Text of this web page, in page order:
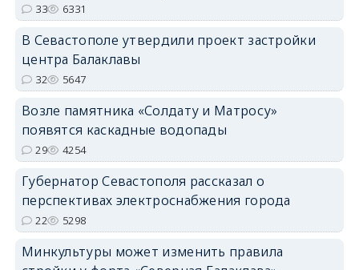
33 6331
В Севастополе утвердили проект застройки
центра Балаклавы
32 5647
Возле памятника «Солдату и Матросу»
появятся каскадные водопады
29 4254
Губернатор Севастополя рассказал о
перспективах электроснабжения города
22 5298
Минкультуры может изменить правила